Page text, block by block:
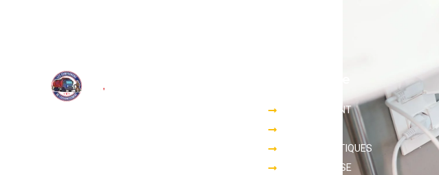
DEGORGEMENT
FOSSES SEPTIQUES
BAC A GRAISSE